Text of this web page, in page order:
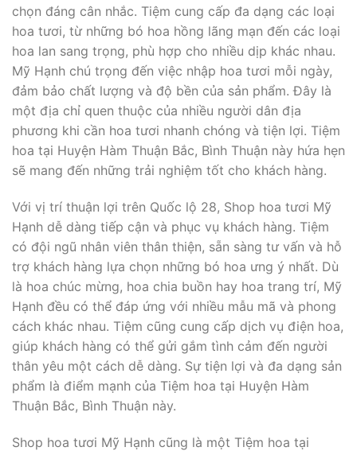
chọn đáng cân nhắc. Tiệm cung cấp đa dạng các loại
hoa tươi, từ những bó hoa hồng lãng mạn đến các loại
hoa lan sang trọng, phù hợp cho nhiều dịp khác nhau.
Mỹ Hạnh chú trọng đến việc nhập hoa tươi mỗi ngày,
đảm bảo chất lượng và độ bền của sản phẩm. Đây là
một địa chỉ quen thuộc của nhiều người dân địa
phương khi cần hoa tươi nhanh chóng và tiện lợi. Tiệm
hoa tại Huyện Hàm Thuận Bắc, Bình Thuận này hứa hẹn
sẽ mang đến những trải nghiệm tốt cho khách hàng.
Với vị trí thuận lợi trên Quốc lộ 28, Shop hoa tươi Mỹ
Hạnh dễ dàng tiếp cận và phục vụ khách hàng. Tiệm
có đội ngũ nhân viên thân thiện, sẵn sàng tư vấn và hỗ
trợ khách hàng lựa chọn những bó hoa ưng ý nhất. Dù
là hoa chúc mừng, hoa chia buồn hay hoa trang trí, Mỹ
Hạnh đều có thể đáp ứng với nhiều mẫu mã và phong
cách khác nhau. Tiệm cũng cung cấp dịch vụ điện hoa,
giúp khách hàng có thể gửi gắm tình cảm đến người
thân yêu một cách dễ dàng. Sự tiện lợi và đa dạng sản
phẩm là điểm mạnh của Tiệm hoa tại Huyện Hàm
Thuận Bắc, Bình Thuận này.
Shop hoa tươi Mỹ Hạnh cũng là một Tiệm hoa tại